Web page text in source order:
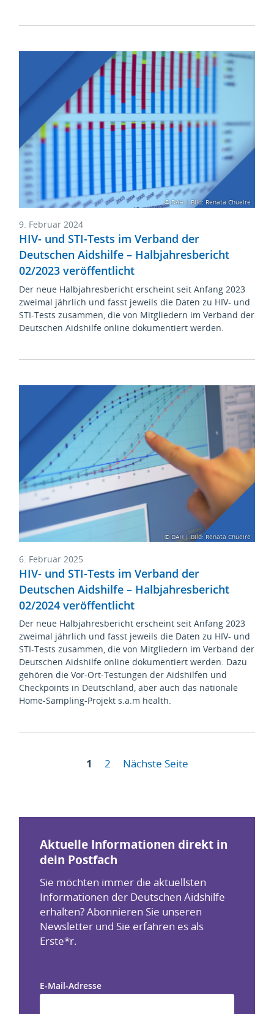
© DAH | Bild: Renata Chueire
9. Februar 2024
HIV- und STI-Tests im Verband der
Deutschen Aidshilfe – Halbjahresbericht
02/2023 veröffentlicht
Der neue Halbjahresbericht erscheint seit Anfang 2023
zweimal jährlich und fasst jeweils die Daten zu HIV- und
STI-Tests zusammen, die von Mitgliedern im Verband der
Deutschen Aidshilfe online dokumentiert werden.
© DAH | Bild: Renata Chueire
6. Februar 2025
HIV- und STI-Tests im Verband der
Deutschen Aidshilfe – Halbjahresbericht
02/2024 veröffentlicht
Der neue Halbjahresbericht erscheint seit Anfang 2023
zweimal jährlich und fasst jeweils die Daten zu HIV- und
STI-Tests zusammen, die von Mitgliedern im Verband der
Deutschen Aidshilfe online dokumentiert werden. Dazu
gehören die Vor-Ort-Testungen der Aidshilfen und
Checkpoints in Deutschland, aber auch das nationale
Home-Sampling-Projekt s.a.m health.
1 2 Nächste Seite
Aktuelle Informationen direkt in
dein Postfach
Sie möchten immer die aktuellsten
Informationen der Deutschen Aidshilfe
erhalten? Abonnieren Sie unseren
Newsletter und Sie erfahren es als
Erste*r.
E-Mail-Adresse